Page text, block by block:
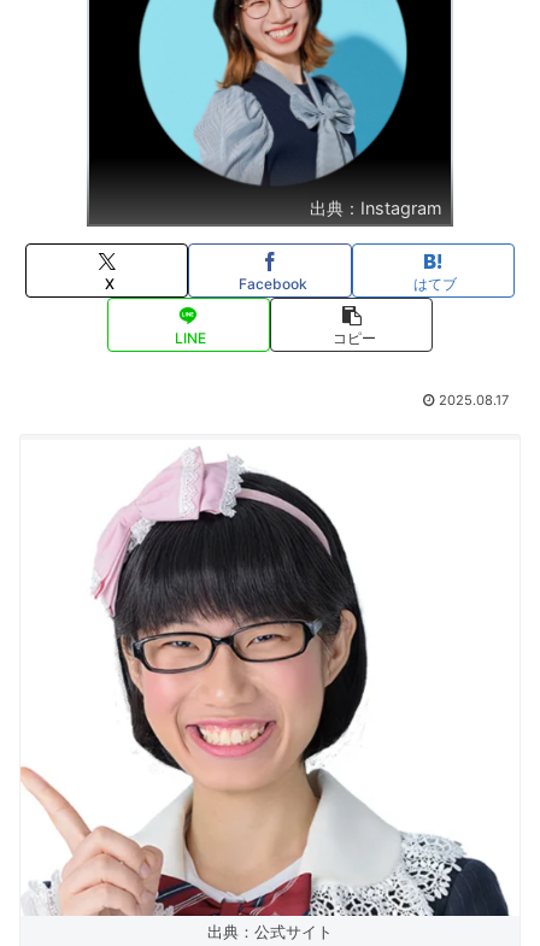
出典：Instagram
X Facebook はてブ
LINE コピー
2025.08.17
出典：公式サイト